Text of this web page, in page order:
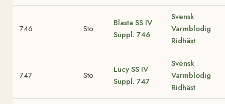
746 Sto
Blasta SS IV
Suppl. 746
Svensk
Varmblodig
Ridhäst
747 Sto
LucySS IV
Suppl. 747
Svensk
Varmblodig
Ridhäst